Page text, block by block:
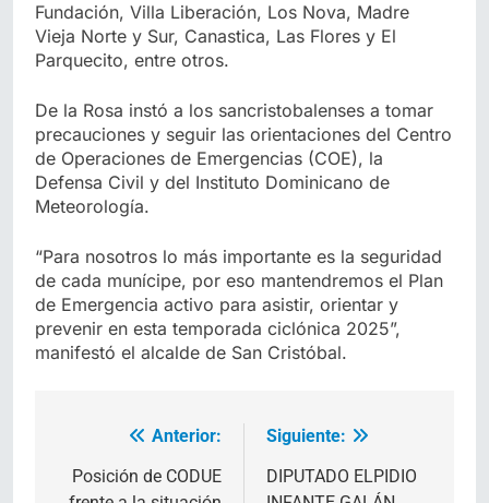
Fundación, Villa Liberación, Los Nova, Madre
Vieja Norte y Sur, Canastica, Las Flores y El
Parquecito, entre otros.
De la Rosa instó a los sancristobalenses a tomar
precauciones y seguir las orientaciones del Centro
de Operaciones de Emergencias (COE), la
Defensa Civil y del Instituto Dominicano de
Meteorología.
“Para nosotros lo más importante es la seguridad
de cada munícipe, por eso mantendremos el Plan
de Emergencia activo para asistir, orientar y
prevenir en esta temporada ciclónica 2025”,
manifestó el alcalde de San Cristóbal.
Navegación
de
Anterior:
Posición de CODUE
Siguiente:
DIPUTADO ELPIDIO